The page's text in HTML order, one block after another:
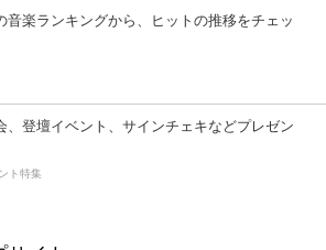
音楽ランキングから、ヒットの推移をチェッ
、登壇イベント、サインチェキなどプレゼン
ト特集